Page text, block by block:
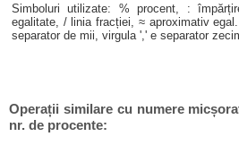
Simboluri utilizate: % procent, :
egalitate, / linia fracției, ≈ aproximativ
separator de mii, virgula ',' e separator
Operații similare cu numere
nr. de procente: